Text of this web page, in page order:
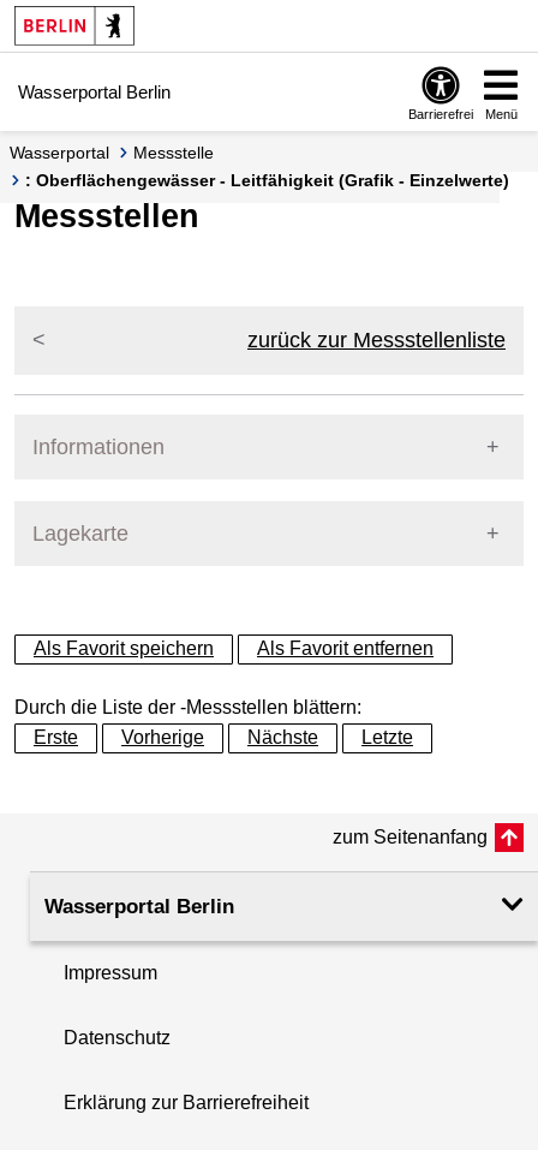
Springe zur Navigation
Springe zum Inhalt
Wasserportal Berlin
Barrierefrei Menü
Wasserportal
Messstelle
: Oberflächengewässer - Leitfähigkeit (Grafik - Einzelwerte)
Messstellen
zurück zur Messstellenliste
Informationen
Lagekarte
+
−
Als Favorit speichern Als Favorit entfernen
Durch die Liste der -Messstellen blättern:
Erste
Vorherige Nächste Letzte
zum Seitenanfang
Wasserportal Berlin
Impressum
Datenschutz
Erklärung zur Barrierefreiheit